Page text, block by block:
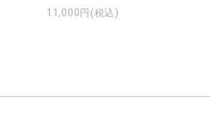
11,000円(税込)